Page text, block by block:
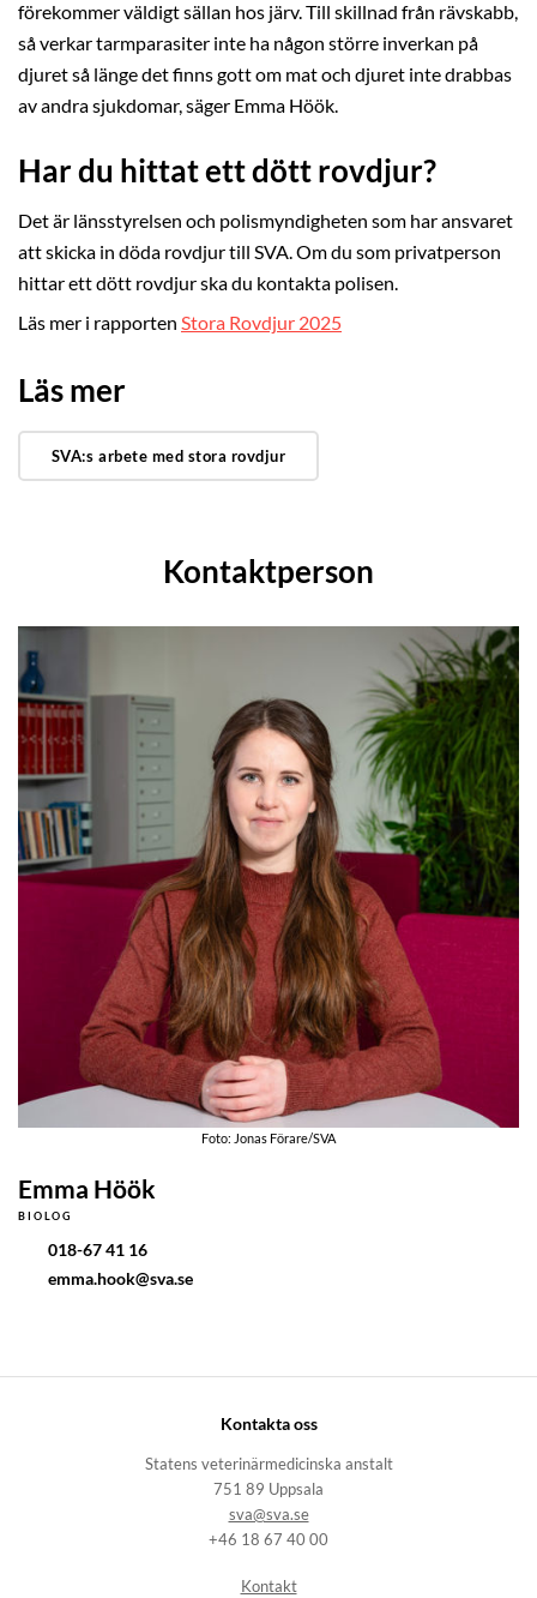
förekommer väldigt sällan hos järv. Till skillnad från rävskabb,
så verkar tarmparasiter inte ha någon större inverkan på
djuret så länge det finns gott om mat och djuret inte drabbas
av andra sjukdomar, säger Emma Höök.
Har du hittat ett dött rovdjur?
Det är länsstyrelsen och polismyndigheten som har ansvaret
att skicka in döda rovdjur till SVA. Om du som privatperson
hittar ett dött rovdjur ska du kontakta polisen.
Läs mer i rapporten Stora Rovdjur 2025
Läs mer
SVA:s arbete med stora rovdjur
Kontaktperson
Foto: Jonas Förare/SVA
Emma Höök
BIOLOG
018-67 41 16
emma.hook@sva.se
Kontakta oss
Statens veterinärmedicinska anstalt
751 89 Uppsala
sva@sva.se
+46 18 67 40 00
Kontakt